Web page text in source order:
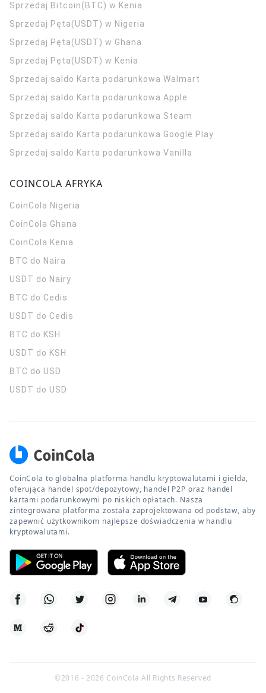
Sprzedaj Bitcoin(BTC) w Kenia
Sprzedaj Pęta(USDT) w Nigeria
Sprzedaj Pęta(USDT) w Ghana
Sprzedaj Pęta(USDT) w Kenia
Sprzedaj saldo Karta podarunkowa Walmart
Sprzedaj saldo Karta podarunkowa Apple
Sprzedaj saldo Karta podarunkowa Steam
Sprzedaj saldo Karta podarunkowa Google Play
Sprzedaj saldo Karta podarunkowa Vanilla
COINCOLA AFRYKA
CoinCola Nigeria
CoinCola Ghana
CoinCola Kenia
BTC do Naira
USDT do Nairy
BTC do Cedis
USDT do Cedis
BTC do KSH
USDT do KSH
BTC do USD
USDT do USD
CoinCola to globalna platforma handlu kryptowalutami i giełda,
oferująca handel spot/depozytowy, handel P2P oraz handel
kartami podarunkowymi po niskich opłatach. Nasza
zintegrowana platforma została zaprojektowana od podstaw, aby
zapewnić użytkownikom najlepsze doświadczenia w handlu
kryptowalutami.
©2016 -2026 CoinCola All Rights Reserved